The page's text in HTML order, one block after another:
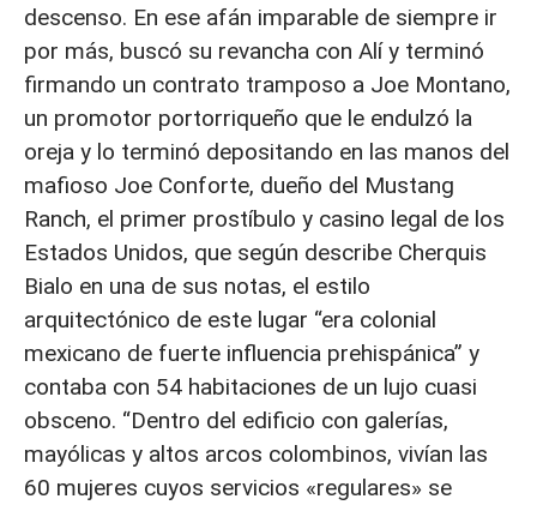
descenso. En ese afán imparable de siempre ir
por más, buscó su revancha con Alí y terminó
firmando un contrato tramposo a Joe Montano,
un promotor portorriqueño que le endulzó la
oreja y lo terminó depositando en las manos del
mafioso Joe Conforte, dueño del Mustang
Ranch, el primer prostíbulo y casino legal de los
Estados Unidos, que según describe Cherquis
Bialo en una de sus notas, el estilo
arquitectónico de este lugar “era colonial
mexicano de fuerte influencia prehispánica” y
contaba con 54 habitaciones de un lujo cuasi
obsceno. “Dentro del edificio con galerías,
mayólicas y altos arcos colombinos, vivían las
60 mujeres cuyos servicios «regulares» se